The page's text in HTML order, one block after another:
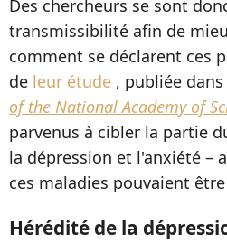
Des chercheurs se sont
transmissibilité afin de
comment se déclarent ces
de leur étude , publiée
of the National Academy of
parvenus à cibler la partie
la dépression et l'anxiété –
ces maladies pouvaient
Hérédité de la